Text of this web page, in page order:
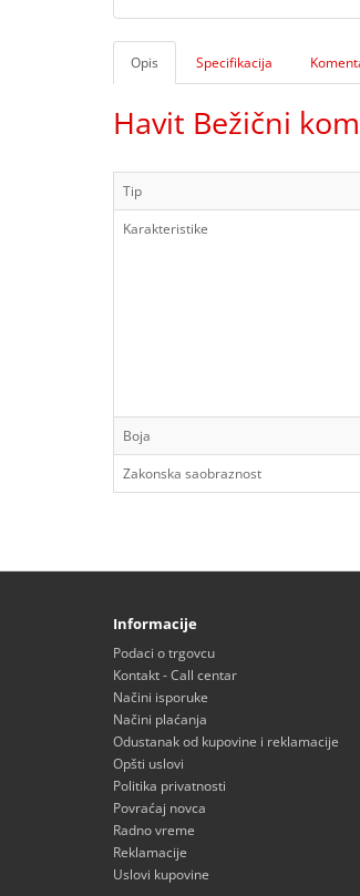
Opis Specifikacija
Havit Bežični
Tip
Karakteristike
Boja
Zakonska saobraznost
Informacije
Podaci o trgovcu
Kontakt - Call centar
Načini isporuke
Načini plaćanja
Odustanak od kupovine i reklamacije
Opšti uslovi
Politika privatnosti
Povraćaj novca
Radno vreme
Reklamacije
Uslovi kupovine